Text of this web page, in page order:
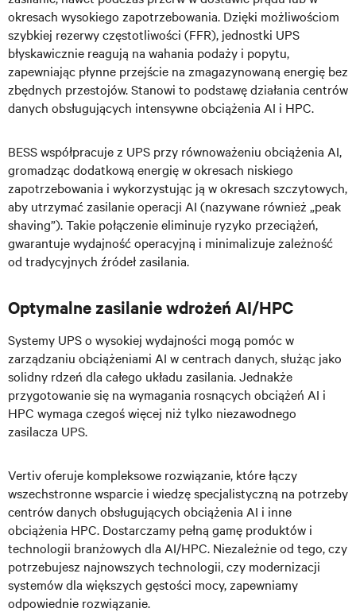
okresach wysokiego zapotrzebowania. Dzięki możliwościom
szybkiej rezerwy częstotliwości (FFR), jednostki UPS
błyskawicznie reagują na wahania podaży i popytu,
zapewniając płynne przejście na zmagazynowaną energię bez
zbędnych przestojów. Stanowi to podstawę działania centrów
danych obsługujących intensywne obciążenia AI i HPC.
BESS współpracuje z UPS przy równoważeniu obciążenia AI,
gromadząc dodatkową energię w okresach niskiego
zapotrzebowania i wykorzystując ją w okresach szczytowych,
aby utrzymać zasilanie operacji AI (nazywane również „peak
shaving”). Takie połączenie eliminuje ryzyko przeciążeń,
gwarantuje wydajność operacyjną i minimalizuje zależność
od tradycyjnych źródeł zasilania.
Optymalne zasilanie wdrożeń AI/HPC
Systemy UPS o wysokiej wydajności mogą pomóc w
zarządzaniu obciążeniami AI w centrach danych, służąc jako
solidny rdzeń dla całego układu zasilania. Jednakże
przygotowanie się na wymagania rosnących obciążeń AI i
HPC wymaga czegoś więcej niż tylko niezawodnego
zasilacza UPS.
Vertiv oferuje kompleksowe rozwiązanie, które łączy
wszechstronne wsparcie i wiedzę specjalistyczną na potrzeby
centrów danych obsługujących obciążenia AI i inne
obciążenia HPC. Dostarczamy pełną gamę produktów i
technologii branżowych dla AI/HPC. Niezależnie od tego, czy
potrzebujesz najnowszych technologii, czy modernizacji
systemów dla większych gęstości mocy, zapewniamy
odpowiednie rozwiązanie.